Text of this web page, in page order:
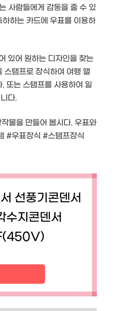
사람들에게 감동을 줄 수 있
하는 카드에 우표를 이용하
있어 원하는 디자인을 찾는
스탬프로 장식하여 여행 앨
또는 스탬프를 사용하여 일
다.
물을 만들어 봅시다. 우표와
#우표장식 #스탬프장식
선풍기콘덴서
수지콘덴서